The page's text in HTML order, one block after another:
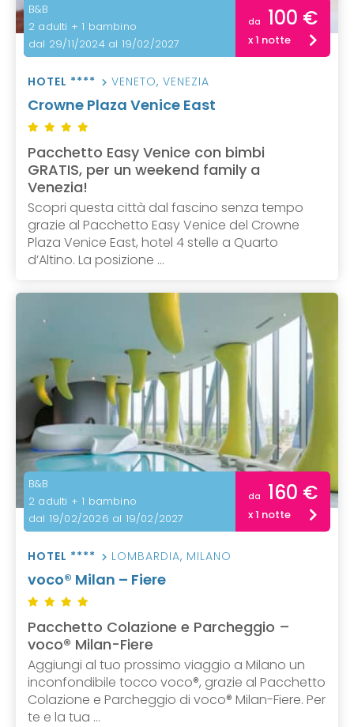
B&B
2 adulti + 1 bambino
dal 29/11/2024 al 19/02/2027
da 100 €
x 1 notte
HOTEL **** VENETO, VENEZIA
Crowne Plaza Venice East
Pacchetto Easy Venice con bimbi
GRATIS, per un weekend family a
Venezia!
Scopri questa città dal fascino senza tempo
grazie al Pacchetto Easy Venice del Crowne
Plaza Venice East, hotel 4 stelle a Quarto
d’Altino. La posizione ...
B&B
2 adulti + 1 bambino
dal 19/02/2026 al 19/02/2027
da 160 €
x 1 notte
HOTEL **** LOMBARDIA, MILANO
voco® Milan – Fiere
Pacchetto Colazione e Parcheggio –
voco® Milan-Fiere
Aggiungi al tuo prossimo viaggio a Milano un
inconfondibile tocco voco®, grazie al Pacchetto
Colazione e Parcheggio di voco® Milan-Fiere. Per
te e la tua ...